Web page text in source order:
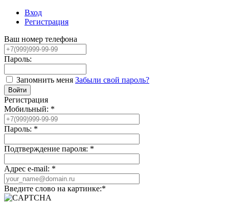
Вход
Регистрация
Ваш номер телефона
Пароль:
Запомнить меня Забыли свой пароль?
Регистрация
Мобильный: *
Пароль: *
Подтверждение пароля: *
Адрес e-mail: *
Введите слово на картинке:*